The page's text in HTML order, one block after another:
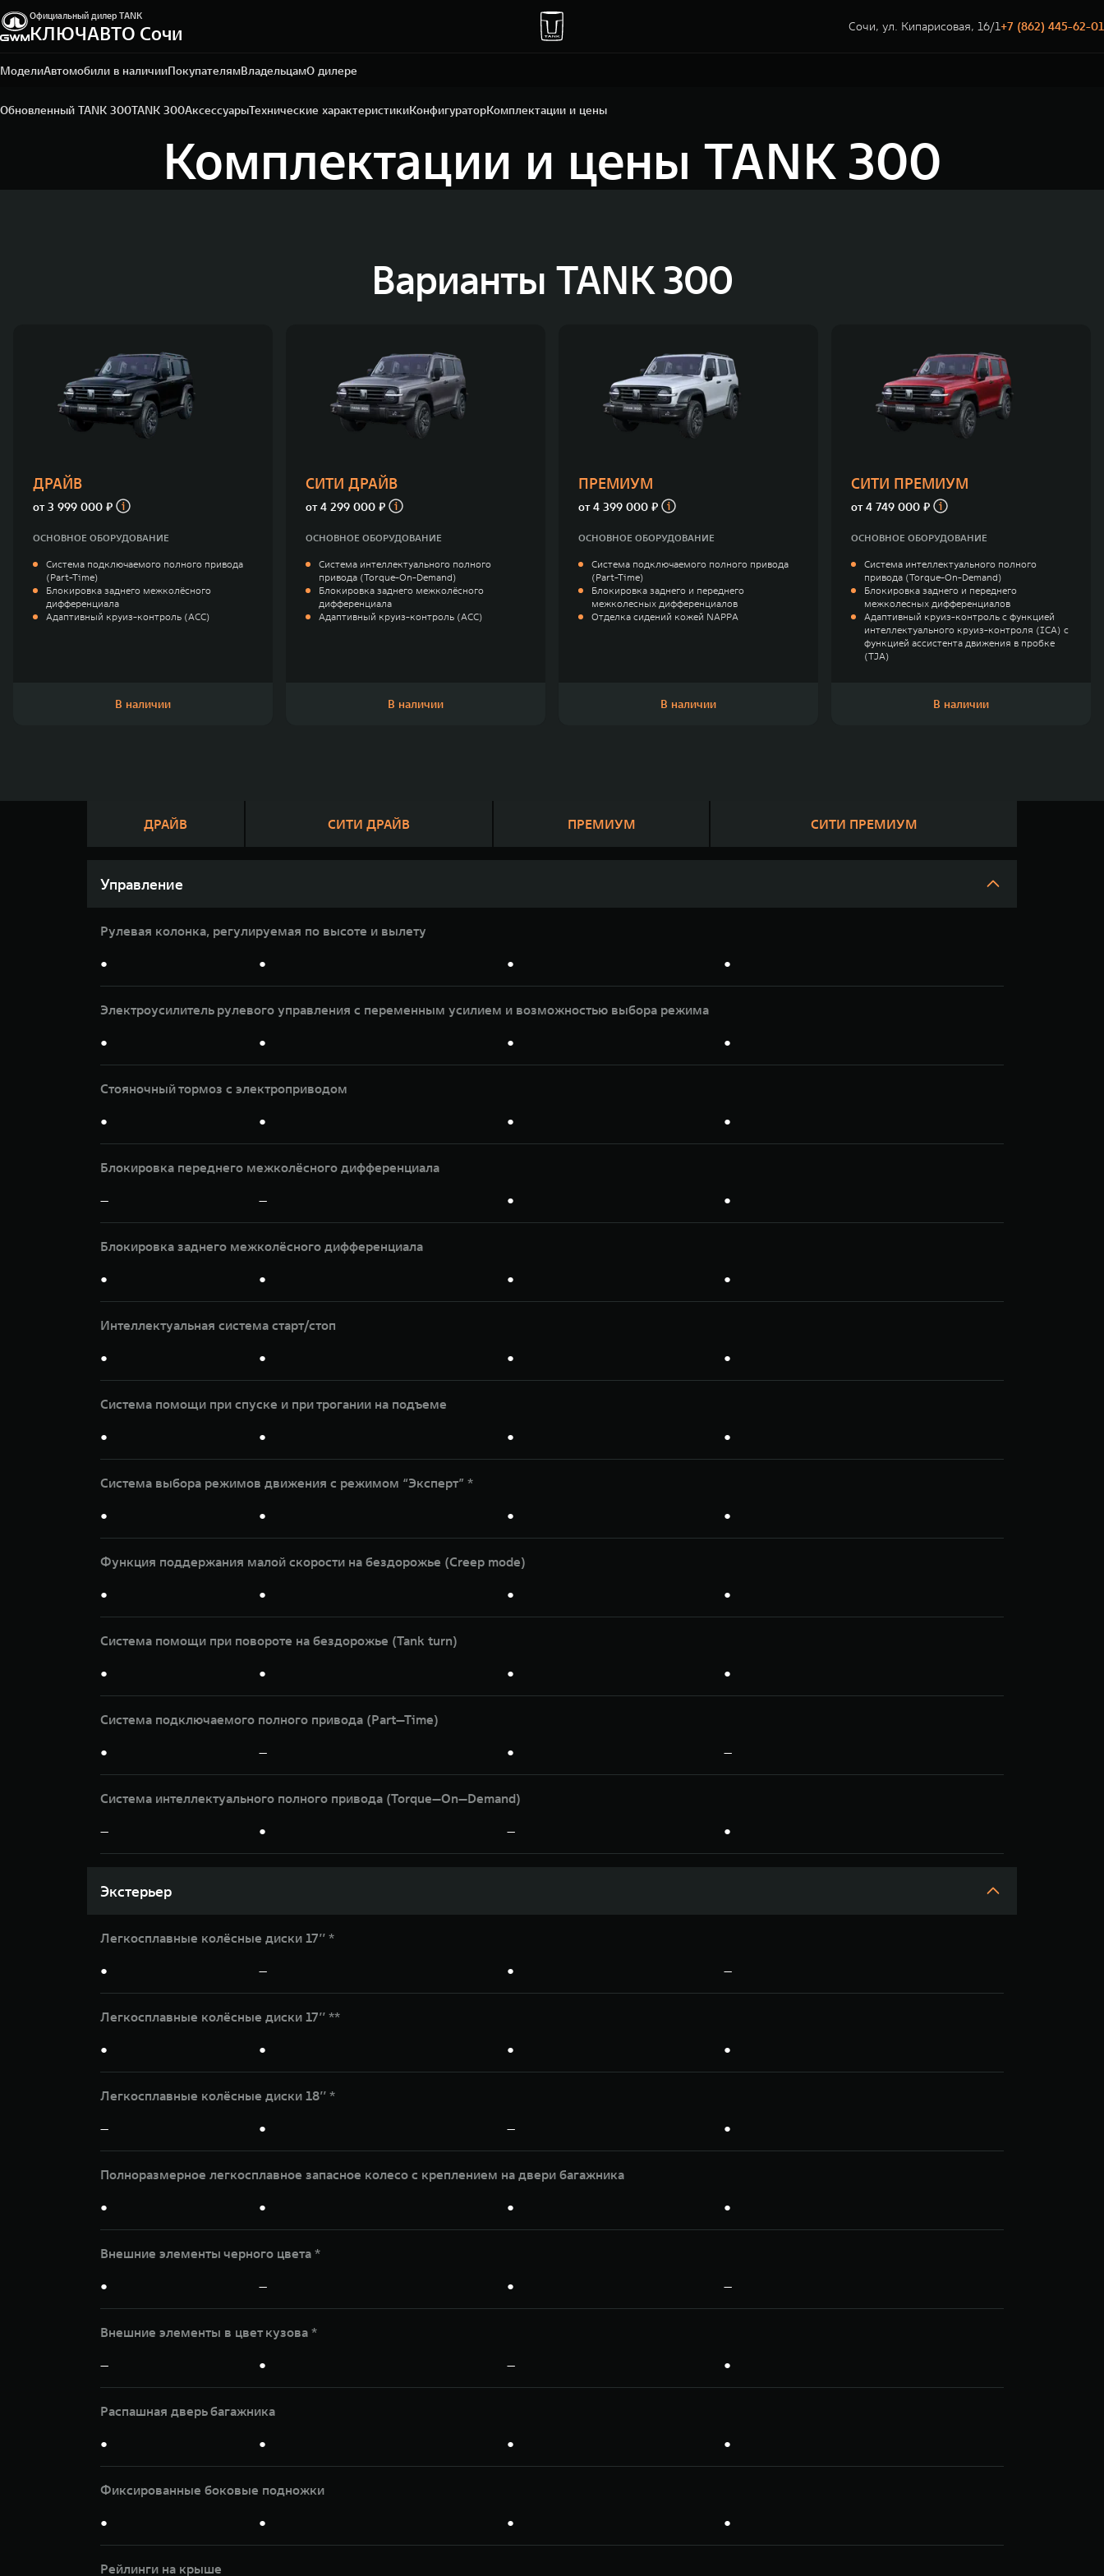
Официальный дилер TANK
КЛЮЧАВТО Сочи Сочи, ул. Кипарисовая, 16/1+7 (862) 445-62-01
МоделиАвтомобили в наличииПокупателямВладельцамО дилере
Сочи, ул. Кипарисовая, 16/1
+7 (862) 445-62-01
Обновленный TANK 300TANK 300АксессуарыТехнические характеристикиКонфигураторКомплектации и цены
Комплектации и цены TANK 300
Варианты TANK 300
ДРАЙВ
от3 999 000 ₽
ОСНОВНОЕ ОБОРУДОВАНИЕ
Система подключаемого полного привода
(Part-Time)
Блокировка заднего межколёсного
дифференциала
Адаптивный круиз-контроль (ACC)
В наличии
СИТИ ДРАЙВ
от4 299 000 ₽
ОСНОВНОЕ ОБОРУДОВАНИЕ
Система интеллектуального полного
привода (Torque-On-Demand)
Блокировка заднего межколёсного
дифференциала
Адаптивный круиз-контроль (ACC)
В наличии
ПРЕМИУМ
от4 399 000 ₽
ОСНОВНОЕ ОБОРУДОВАНИЕ
Система подключаемого полного привода
(Part-Time)
Блокировка заднего и переднего
межколесных дифференциалов
Отделка сидений кожей NAPPA
В наличии
СИТИ ПРЕМИУМ
от4 749 000 ₽
ОСНОВНОЕ ОБОРУДОВАНИЕ
Система интеллектуального полного
привода (Torque-On-Demand)
Блокировка заднего и переднего
межколесных дифференциалов
Адаптивный круиз-контроль с функцией
интеллектуального круиз-контроля (ICA) с
функцией ассистента движения в пробке
(TJA)
В наличии
ДРАЙВ СИТИ ДРАЙВ ПРЕМИУМ СИТИ ПРЕМИУМ
Управление
Рулевая колонка, регулируемая по высоте и вылету
● ● ● ●
Электроусилитель рулевого управления с переменным усилием и возможностью выбора режима
● ● ● ●
Стояночный тормоз с электроприводом
● ● ● ●
Блокировка переднего межколёсного дифференциала
— — ● ●
Блокировка заднего межколёсного дифференциала
● ● ● ●
Интеллектуальная система старт/стоп
● ● ● ●
Система помощи при спуске и при трогании на подъеме
● ● ● ●
Система выбора режимов движения с режимом “Эксперт” *
● ● ● ●
Функция поддержания малой скорости на бездорожье (Creep mode)
● ● ● ●
Система помощи при повороте на бездорожье (Tank turn)
● ● ● ●
Система подключаемого полного привода (Part—Time)
● — ● —
Система интеллектуального полного привода (Torque—On—Demand)
— ● — ●
Экстерьер
Легкосплавные колёсные диски 17’’ *
● — ● —
Легкосплавные колёсные диски 17’’ **
● ● ● ●
Легкосплавные колёсные диски 18’’ *
— ● — ●
Полноразмерное легкосплавное запасное колесо с креплением на двери багажника
● ● ● ●
Внешние элементы черного цвета *
● — ● —
Внешние элементы в цвет кузова *
— ● — ●
Распашная дверь багажника
● ● ● ●
Фиксированные боковые подножки
● ● ● ●
Рейлинги на крыше